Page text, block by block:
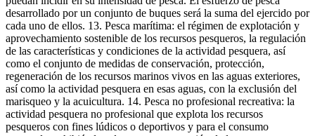
desarrollado por un conjunto de buques será la suma del ejercido por
cada uno de ellos. 13. Pesca marítima: el régimen de explotación y
aprovechamiento sostenible de los recursos pesqueros, la regulación
de las características y condiciones de la actividad pesquera, así
como el conjunto de medidas de conservación, protección,
regeneración de los recursos marinos vivos en las aguas exteriores,
así como la actividad pesquera en esas aguas, con la exclusión del
marisqueo y la acuicultura. 14. Pesca no profesional recreativa: la
actividad pesquera no profesional que explota los recursos
pesqueros con fines lúdicos o deportivos y para el consumo